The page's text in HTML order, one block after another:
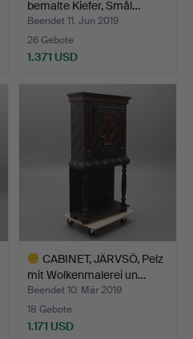
bemalte Kiefer, Smål…
Beendet 11. Jun 2019
26 Gebote
1.371 USD
CABINET, JÄRVSÖ, Pelz
mit Wolkenmalerei un…
Beendet 10. Mär 2019
18 Gebote
1.171 USD